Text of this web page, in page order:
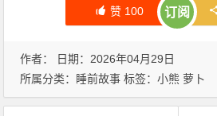
赞 100 订阅
作者： 日期：2026年04月29日
所属分类： 睡前故事 标签：小熊 萝卜